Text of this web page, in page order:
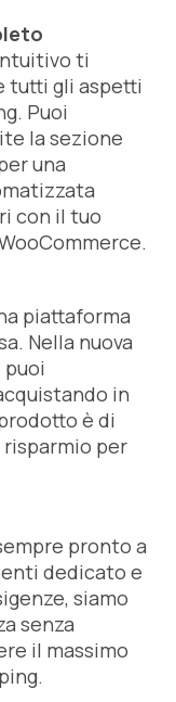
ti
tutti gli aspetti
Puoi
la sezione
una
con il tuo
piattaforma
Nella nuova
puoi
in
è di
per
pronto a
dedicato e
siamo
senza
il massimo